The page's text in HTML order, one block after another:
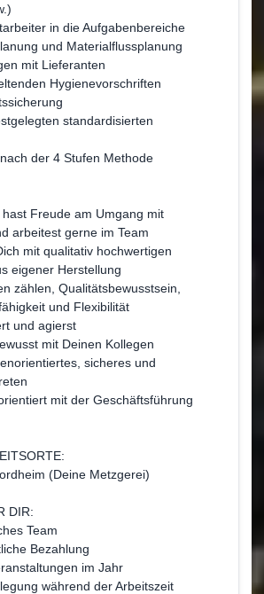
in die Aufgabenbereiche
und Materialflussplanung
mit Lieferanten
Hygienevorschriften
standardisierten
der 4 Stufen Methode
Freude am Umgang mit
arbeitest gerne im Team
mit qualitativ hochwertigen
eigener Herstellung
zählen, Qualitätsbewusstsein,
und Flexibilität
und agierst
mit Deinen Kollegen
sicheres und
mit der Geschäftsführung
(Deine Metzgerei)
DIR:
Team
Bezahlung
im Jahr
während der Arbeitszeit